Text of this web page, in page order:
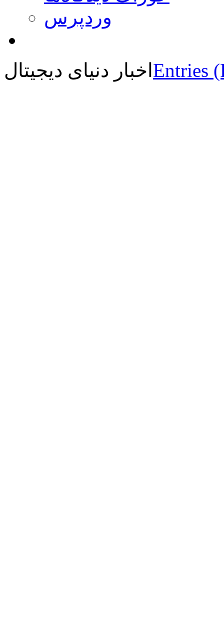
وردپرس
اخبار دنیای دیجیتال Entries